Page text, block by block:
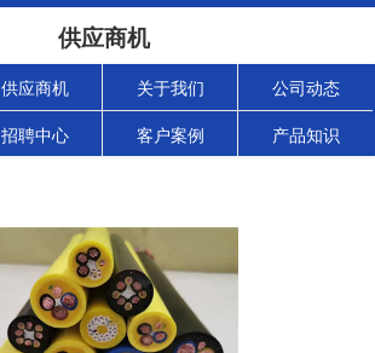
供应商机
供应商机 关于我们 公司动态
招聘中心 客户案例 产品知识